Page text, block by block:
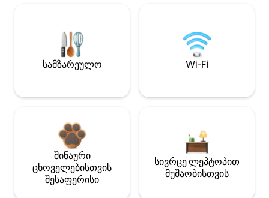
სამზარეულო Wi-Fi
შინაური
ცხოველებისთვის
შესაფერისი
სივრცე ლეპტოპით
მუშაობისთვის